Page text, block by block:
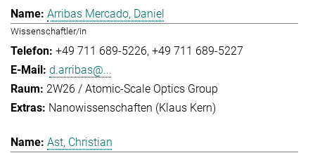
Arribas Mercado, Daniel
Wissenschaftler/in
+49 711 689-5226 +49 711 689-5227
d.arribas@...
2W26 / Atomic-Scale Optics Group
Nanowissenschaften (Klaus Kern)
Ast, Christian